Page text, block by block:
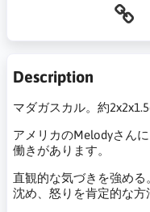
Description
マダガスカル。約
アメリカのMelodyさん
働きがあります。
直観的な気づきを強め
沈め、怒りを肯定的な方